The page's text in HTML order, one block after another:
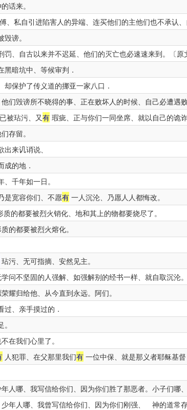
话来。
、私自引进陷害人的异端、连买他们的主他们也不承认、
谤。
、自古以来并不迟延、他们的灭亡也必速速来到。〔原
暗坑中、等候审判．
保护了传义道的挪亚一家八口．
们毁谤所不晓得的事、正在败坏人的时候、自己必遭遇
被玷污、又有 瑕疵、正与你们一同坐席、就以自己的诡
存留。
来讥诮说、
成的地．
千年如一日。
是宽容你们、不愿有 一人沉沦、乃愿人人都悔改。
质的都要被烈火销化、地和其上的物都要烧尽了。
的都要被烈火熔化。
玷污、无可指摘、安然见主。
问不坚固的人强解、如强解别的经书一样、就自取沉沦。
耀归给他、从今直到永远。阿们。
、亲手摸过的．
在我们心里了。
人犯罪、在父那里我们有 一位中保、就是那义者耶稣基督
人哪、我写信给你们、因为你们胜了那恶者。小子们哪
少年人哪、我曾写信给你们、因为你们刚强、 神的道常